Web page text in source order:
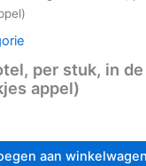
per stuk, in
appel)
aan winkelwagen